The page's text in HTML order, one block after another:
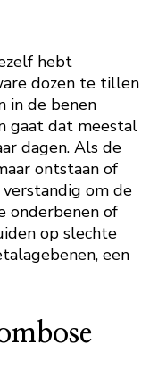
hebt
dozen te tillen
in de benen
gaat dat meestal
dagen. Als de
ontstaan of
om de
onderbenen of
op slechte
een